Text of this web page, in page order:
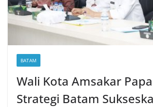
BATAM
Wali Kota Amsakar
Strategi Batam